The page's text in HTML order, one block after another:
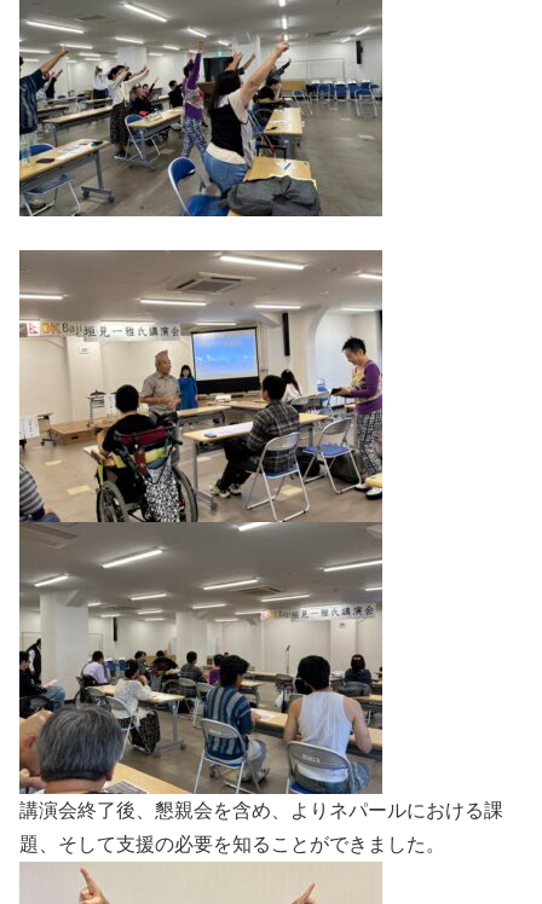
講演会終了後、懇親会を含め、よりネパールにおける課
題、そして支援の必要を知ることができました。